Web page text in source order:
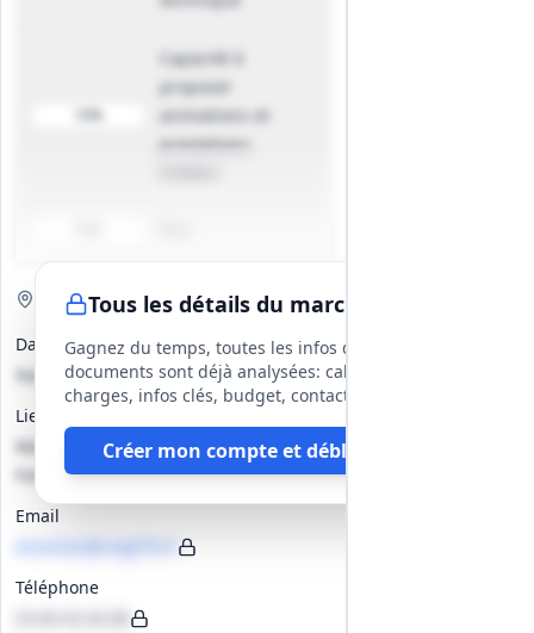
biologiques lorsque possible, avec
supports d'information.
Capacité à
proposer
animations et
prestations
Tous les détails du marché
Gagnez du temps, toutes les infos des
documents sont déjà analysées: cahier des
charges, infos clés, budget, contact, etc
Créer mon compte et débloquer
Visite de site Optionnelle
Date(s)
Non précisé
Lieu
Résidence Autonomie de la Grande
Fontaine (visite sur rendez‑vous)
Email
Téléphone